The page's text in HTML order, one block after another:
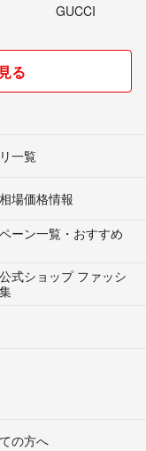
GUCCI
る
一覧
場価格情報
ーン一覧・おすすめ
式ショップ ファッシ
の方へ